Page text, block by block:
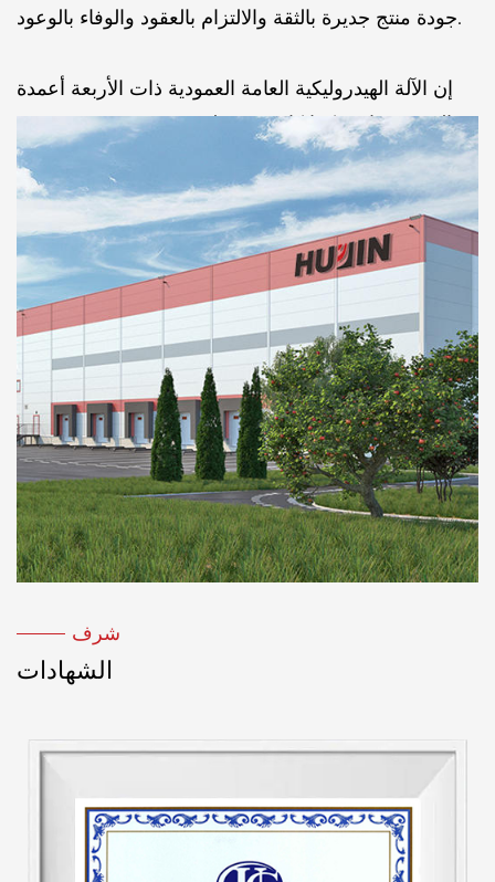
جودة منتج جديرة بالثقة والالتزام بالعقود والوفاء بالوعود.
إن الآلة الهيدروليكية العامة العمودية ذات الأربعة أعمدة
YJ-32-40-315T التي تنتجها شركتنا كانت مفضلة في
صناعة الآلات لعقود من الزمن. منذ عام 1993، وبدعم قوي
من معهد بحوث التكنولوجيا الهيدروليكية والهوائية في
شنغهاي، نجح مصنعنا في تصميم وتطوير سلسلتين من
المناشير الشريطية لقطع المعادن الهيدروليكية، GB
الأفقية والعمودية GY. يستفيد مصنعنا من خبرته في إنتاج
أدوات الآلة الهيدروليكية ويقوم بإجراء تحديثات شاملة من
النظام الهيدروليكي للأداة الآلية. أضف جهاز حماية
هيدروليكي أوتوماتيكي إلى أداة الآلة لتجعل أداة الآلة
تضبط السرعة تلقائيًا. يتم توحيد سرعة الآلة بعد بدء
العمل، مما يزيل العيوب التقليدية لقلع الأسنان. ويكون
الإنتاج أعلى بمقدار الثلث من المنتجات المماثلة، مما يوفر
حوالي 30-40% من شفرات المنشار الشريطي. يعد
النظام الهيدروليكي جزءًا أساسيًا من آلة النشر. وقد أنتج
شرف
الشهادات